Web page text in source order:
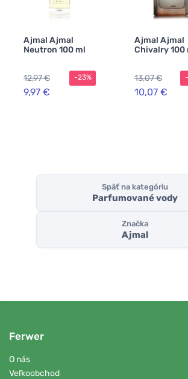
Ajmal Ajmal
Neutron 100 ml
12,97 €
9,97 €
-23%
Ajmal Ajmal
Chivalry 100
13,07 €
10,07 €
Späť na kategóriu
Parfumované vody
Značka
Ajmal
Ferwer
O nás
Veľkoobchod